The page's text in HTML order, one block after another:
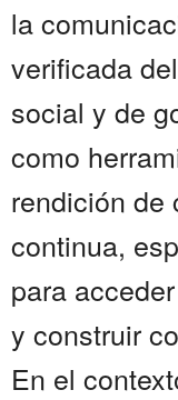
la
verificada
social y de
como
rendición de
continua,
para
y construir
En el